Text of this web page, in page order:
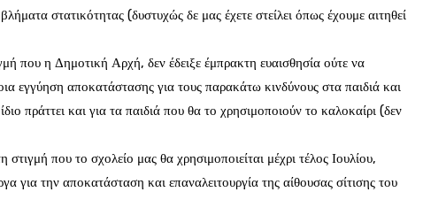
στατικότητας (δυστυχώς δε μας έχετε στείλει όπως έχουμε αιτηθεί
που η Δημοτική Αρχή, δεν έδειξε έμπρακτη ευαισθησία ούτε να
εγγύηση αποκατάστασης για τους παρακάτω κινδύνους στα παιδιά και
πράττει και για τα παιδιά που θα το χρησιμοποιούν το καλοκαίρι (δεν
που το σχολείο μας θα χρησιμοποιείται μέχρι τέλος Ιουλίου,
για την αποκατάσταση και επαναλειτουργία της αίθουσας σίτισης του